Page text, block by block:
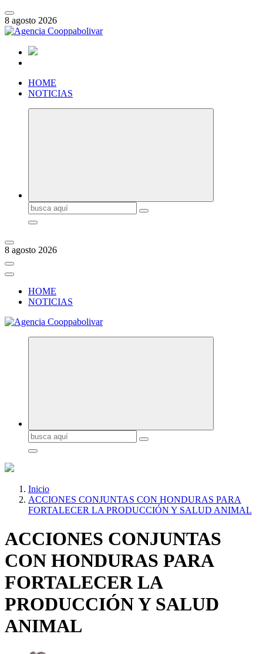
Saltar
al
contenido
8 agosto 2026
HOME
NOTICIAS
Buscar:
8 agosto 2026
HOME
NOTICIAS
Buscar:
Inicio
ACCIONES CONJUNTAS CON HONDURAS PARA
FORTALECER LA PRODUCCIÓN Y SALUD ANIMAL
ACCIONES CONJUNTAS
CON HONDURAS PARA
FORTALECER LA
PRODUCCIÓN Y SALUD
ANIMAL